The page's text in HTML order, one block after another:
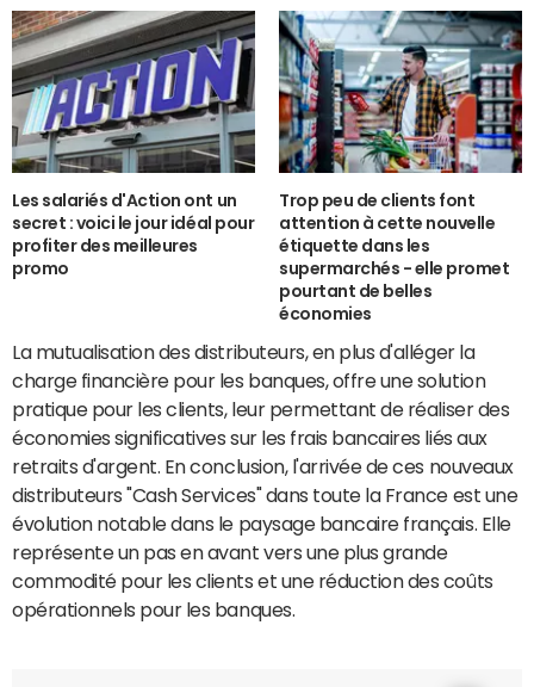
Les salariés d'Action ont un
secret : voici le jour idéal pour
profiter des meilleures
promo
Trop peu de clients font
attention à cette nouvelle
étiquette dans les
supermarchés - elle promet
pourtant de belles
économies
La mutualisation des distributeurs, en plus d'alléger la
charge financière pour les banques, offre une solution
pratique pour les clients, leur permettant de réaliser des
économies significatives sur les frais bancaires liés aux
retraits d'argent. En conclusion, l'arrivée de ces nouveaux
distributeurs "Cash Services" dans toute la France est une
évolution notable dans le paysage bancaire français. Elle
représente un pas en avant vers une plus grande
commodité pour les clients et une réduction des coûts
opérationnels pour les banques.